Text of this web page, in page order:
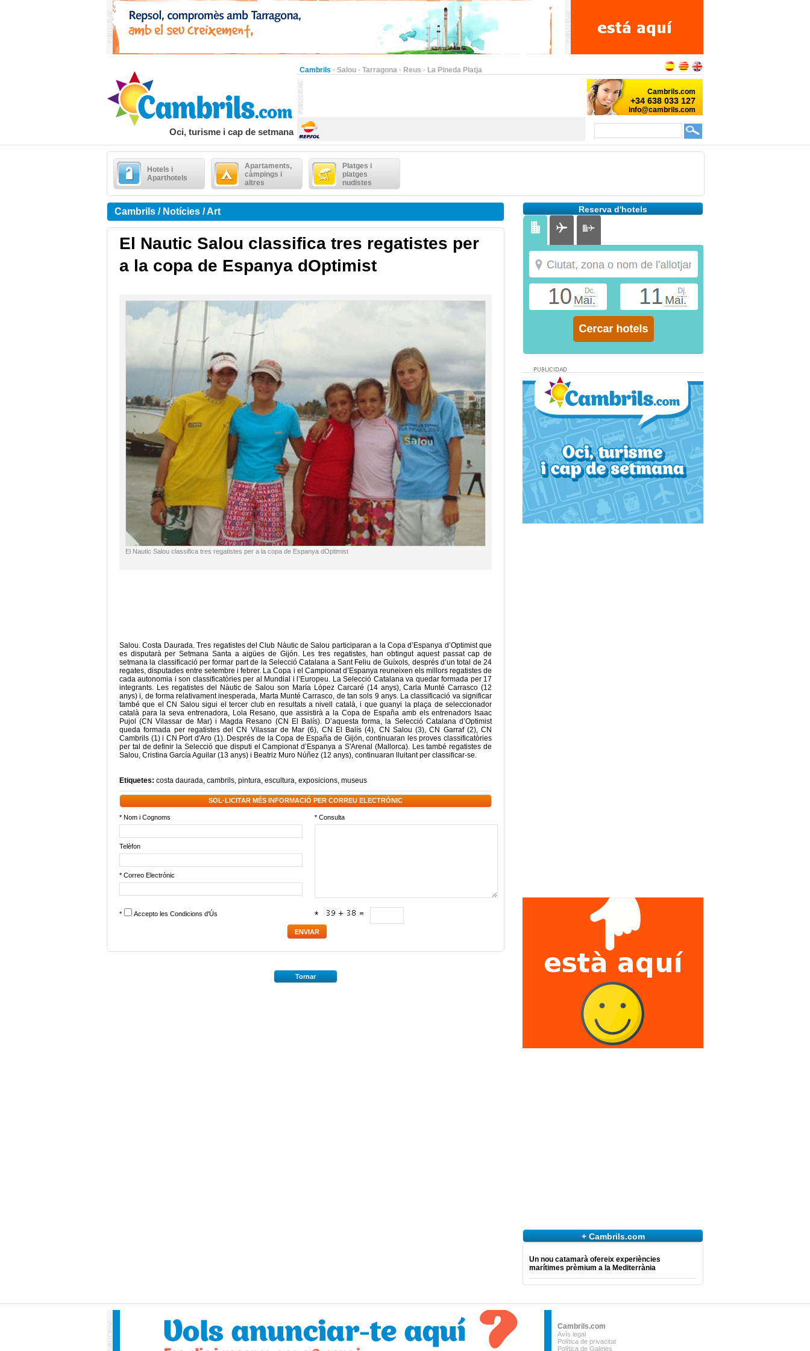
Cambrils · Salou · Tarragona · Reus · La Pineda Platja
Oci, turisme i cap de setmana
Hotels i
Aparthotels
Apartaments,
càmpings i
altres
Platges i
platges
nudistes
Cambrils / Notícies / Art
El Nautic Salou classifica tres regatistes per
a la copa de Espanya dOptimist
El Nautic Salou classifica tres regatistes per a la copa de Espanya dOptimist
Salou. Costa Daurada. Tres regatistes del Club Nàutic de Salou participaran a la Copa d’Espanya d’Optimist que
es disputarà per Setmana Santa a aigües de Gijón. Les tres regatistes, han obtingut aquest passat cap de
setmana la classificació per formar part de la Selecció Catalana a Sant Feliu de Guíxols, després d’un total de 24
regates, disputades entre setembre i febrer. La Copa i el Campionat d’Espanya reuneixen els millors regatistes de
cada autonomia i son classificatòries per al Mundial i l’Europeu. La Selecció Catalana va quedar formada per 17
integrants. Les regatistes del Nàutic de Salou son María López Carcaré (14 anys), Carla Munté Carrasco (12
anys) i, de forma relativament inesperada, Marta Munté Carrasco, de tan sols 9 anys. La classificació va significar
també que el CN Salou sigui el tercer club en resultats a nivell català, i que guanyi la plaça de seleccionador
català para la seva entrenadora, Lola Resano, que assistirà a la Copa de España amb els entrenadors Isaac
Pujol (CN Vilassar de Mar) i Magda Resano (CN El Balís). D’aquesta forma, la Selecció Catalana d’Optimist
queda formada per regatistes del CN Vilassar de Mar (6), CN El Balís (4), CN Salou (3), CN Garraf (2), CN
Cambrils (1) i CN Port d'Aro (1). Després de la Copa de España de Gijón, continuaran les proves classificatòries
per tal de definir la Selecció que disputi el Campionat d’Espanya a S'Arenal (Mallorca). Les també regatistes de
Salou, Cristina García Aguilar (13 anys) i Beatriz Muro Núñez (12 anys), continuaran lluitant per classificar-se.
Etiquetes: costa daurada, cambrils, pintura, escultura, exposicions, museus
SOL·LICITAR MÉS INFORMACIÓ PER CORREU ELECTRÒNIC
* Nom i Cognoms * Consulta
Telèfon
* Correo Electrònic
* Accepto les Condicions d'Ús *
Tornar
Reserva d'hotels
+ Cambrils.com
Un nou catamarà ofereix experiències
marítimes prèmium a la Mediterrània
Cambrils.com
Avís legal
Política de privacitat
Política de Galetes